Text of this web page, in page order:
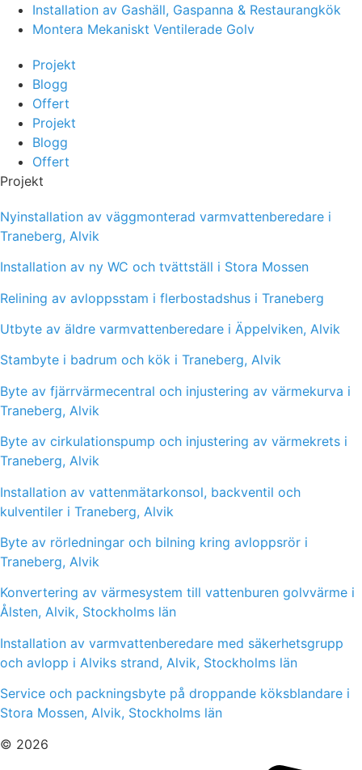
Installation av Gashäll, Gaspanna & Restaurangkök
Montera Mekaniskt Ventilerade Golv
Projekt
Blogg
Offert
Projekt
Blogg
Offert
Projekt
Nyinstallation av väggmonterad varmvattenberedare i
Traneberg, Alvik
Installation av ny WC och tvättställ i Stora Mossen
Relining av avloppsstam i flerbostadshus i Traneberg
Utbyte av äldre varmvattenberedare i Äppelviken, Alvik
Stambyte i badrum och kök i Traneberg, Alvik
Byte av fjärrvärmecentral och injustering av värmekurva i
Traneberg, Alvik
Byte av cirkulationspump och injustering av värmekrets i
Traneberg, Alvik
Installation av vattenmätarkonsol, backventil och
kulventiler i Traneberg, Alvik
Byte av rörledningar och bilning kring avloppsrör i
Traneberg, Alvik
Konvertering av värmesystem till vattenburen golvvärme i
Ålsten, Alvik, Stockholms län
Installation av varmvattenberedare med säkerhetsgrupp
och avlopp i Alviks strand, Alvik, Stockholms län
Service och packningsbyte på droppande köksblandare i
Stora Mossen, Alvik, Stockholms län
© 2026